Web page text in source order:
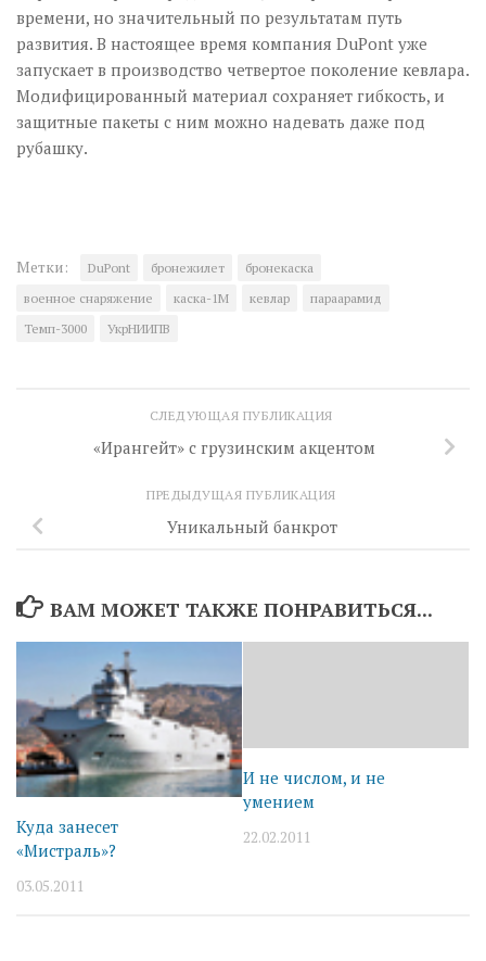
времени, но значительный по результатам путь
развития. В настоящее время компания DuPont уже
запускает в производство четвертое поколение кевлара.
Модифицированный материал сохраняет гибкость, и
защитные пакеты с ним можно надевать даже под
рубашку.
Метки: DuPont бронежилет
бронекаска
военное снаряжение
каска-1М кевлар
параарамид
Темп-3000
Укр­НИИПВ
СЛЕДУЮЩАЯ ПУБЛИКАЦИЯ
«Ирангейт» с грузинским акцентом
ПРЕДЫДУЩАЯ ПУБЛИКАЦИЯ
Уникальный банкрот
ВАМ МОЖЕТ ТАКЖЕ ПОНРАВИТЬСЯ...
Куда занесет
«Мистраль»?
03.05.2011
И не числом, и не
умением
22.02.2011